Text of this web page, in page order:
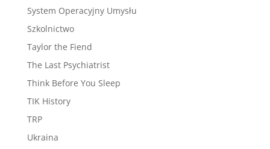
System Operacyjny Umysłu
Szkolnictwo
Taylor the Fiend
The Last Psychiatrist
Think Before You Sleep
TIK History
TRP
Ukraina